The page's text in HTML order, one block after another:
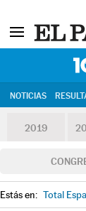
NOTICIAS
2019
Estás en: Total